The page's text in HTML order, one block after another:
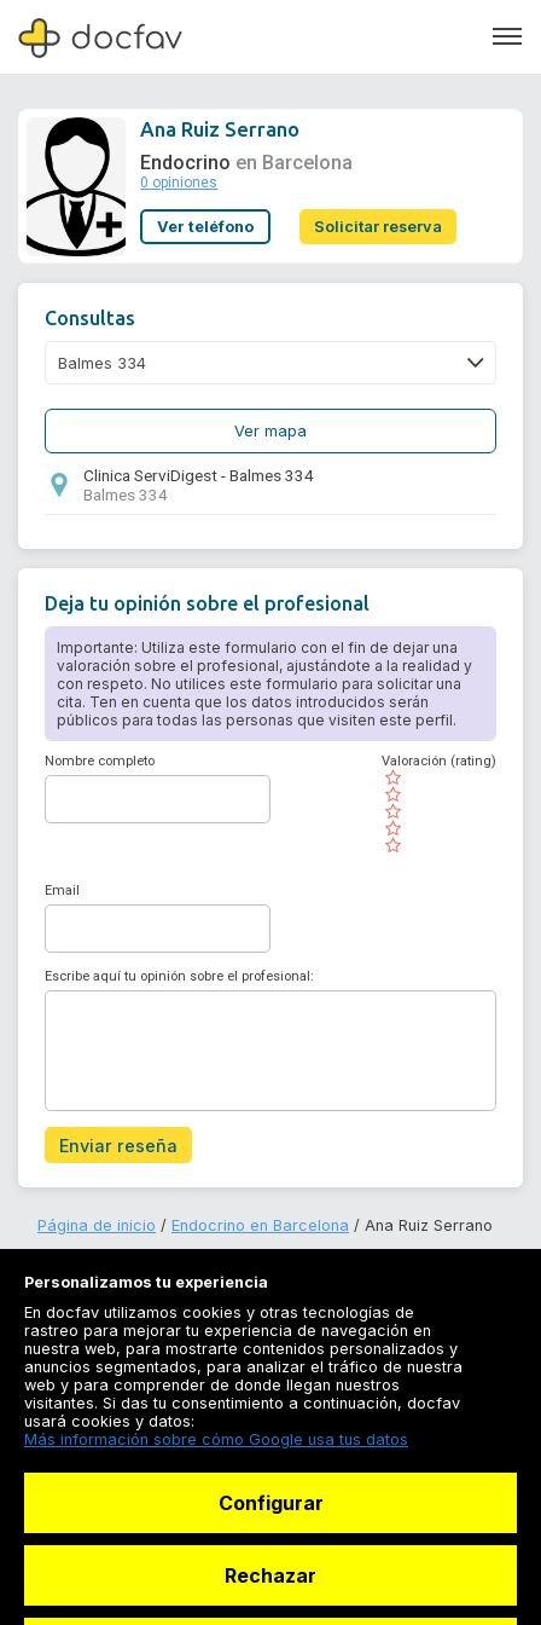
Soporte
Ana Ruiz Serrano
Endocrino en Barcelona
0 opiniones
Ver teléfono Solicitar reserva
Consultas
Ver mapa
Clinica ServiDigest - Balmes 334
Balmes 334
Deja tu opinión sobre el profesional
Importante: Utiliza este formulario con el fin de dejar una
valoración sobre el profesional, ajustándote a la realidad y
con respeto. No utilices este formulario para solicitar una
cita. Ten en cuenta que los datos introducidos serán
públicos para todas las personas que visiten este perfil.
Nombre completo
( )
( )
( )
( )
( )
Valoración (rating)
Email
Escribe aquí tu opinión sobre el profesional:
Enviar reseña
Página de inicio Endocrino en Barcelona Ana Ruiz Serrano
Registrarse
Docfav
Personalizamos tu experiencia
En docfav utilizamos cookies y otras tecnologías de
rastreo para mejorar tu experiencia de navegación en
nuestra web, para mostrarte contenidos personalizados y
anuncios segmentados, para analizar el tráfico de nuestra
web y para comprender de donde llegan nuestros
visitantes. Si das tu consentimiento a continuación, docfav
usará cookies y datos:
Más información sobre cómo Google usa tus datos
Configurar
Rechazar